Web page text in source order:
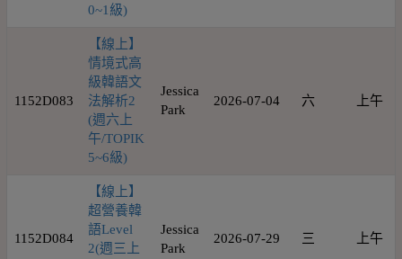
0~1級)
1152D083
【線上】
情境式高
級韓語文
法解析2
(週六上
午/TOPIK
5~6級)
Jessica
Park
2026-07-04 六 上午
1152D084
【線上】
超營養韓
語Level
2(週三上
Jessica
Park
2026-07-29 三 上午